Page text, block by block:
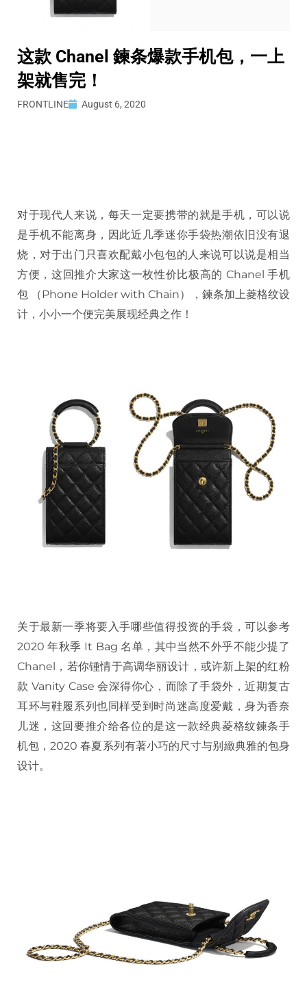
这款 Chanel 鍊条爆款手机包，一上
架就售完！
FRONTLINE August 6, 2020
对于现代人来说，每天一定要携带的就是手机，可以说
是手机不能离身，因此近几季迷你手袋热潮依旧没有退
烧，对于出门只喜欢配戴小包包的人来说可以说是相当
方便，这回推介大家这一枚性价比极高的 Chanel手机
包 （Phone Holder with Chain），鍊条加上菱格纹设
计，小小一个便完美展现经典之作！
关于最新一季将要入手哪些值得投资的手袋，可以参考
2020年秋季 It Bag名单，其中当然不外乎不能少提了
Chanel ，若你锺情于高调华丽设计，或许新上架的红粉
款 Vanity Case会深得你心，而除了手袋外，近期复古
耳环与鞋履系列也同样受到时尚迷高度爱戴，身为香奈
儿迷，这回要推介给各位的是这一款经典菱格纹鍊条手
机包，2020春夏系列有著小巧的尺寸与别緻典雅的包身
设计。